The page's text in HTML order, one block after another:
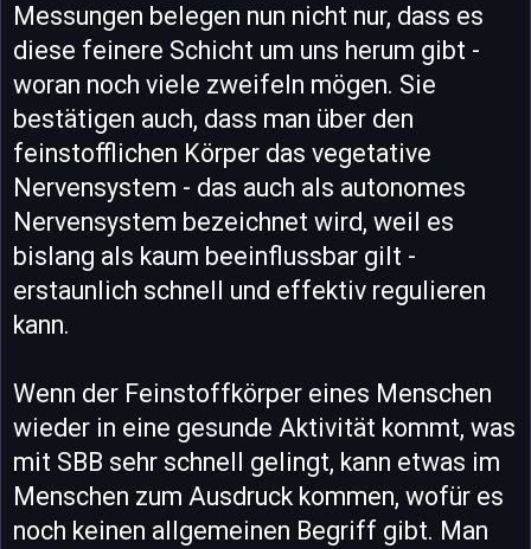
Messungen belegen nun nicht nur, dass es
diese feinere Schicht um uns herum gibt -
woran noch viele zweifeln mögen. Sie
bestätigen auch, dass man über den
feinstofflichen Körper das vegetative
Nervensystem - das auch als autonomes
Nervensystem bezeichnet wird, weil es
bislang als kaum beeinflussbar gilt -
erstaunlich schnell und effektiv regulieren
kann.
Wenn der Feinstoffkörper eines Menschen
wieder in eine gesunde Aktivität kommt, was
mit SBB sehr schnell gelingt, kann etwas im
Menschen zum Ausdruck kommen, wofür es
noch keinen allgemeinen Begriff gibt. Man